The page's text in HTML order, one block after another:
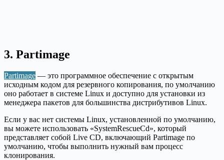
3. Partimage
Partimage — это программное обеспечение с открытым
исходным кодом для резервного копирования, по умолчанию
оно работает в системе Linux и доступно для установки из
менеджера пакетов для большинства дистрибутивов Linux.
Если у вас нет системы Linux, установленной по умолчанию,
вы можете использовать «SystemRescueCd», который
представляет собой Live CD, включающий Partimage по
умолчанию, чтобы выполнить нужный вам процесс
клонирования.